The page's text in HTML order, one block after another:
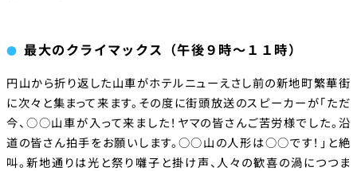
最大のクライマックス（午後９時～１１時）
円山から折り返した山車がホテルニューえさし前の新地町繁華街
に次々と集まって来ます。その度に街頭放送のスピーカーが「ただ
今、○○山車が入って来ました！ヤマの皆さんご苦労様でした。沿
道の皆さん拍手をお願いします。○○山の人形は○○です！」と絶
叫。新地通りは光と祭り囃子と掛け声、人々の歓喜の渦につつま